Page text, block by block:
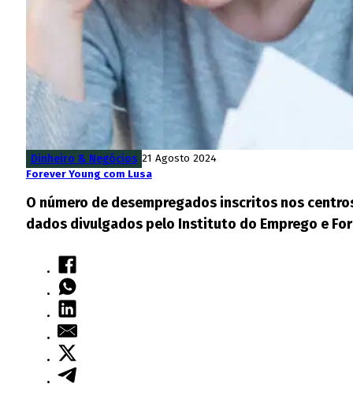
Dinheiro & Negócios 21 Agosto 2024
Forever Young com Lusa
O número de desempregados inscritos nos
dados divulgados pelo Instituto do Emprego e